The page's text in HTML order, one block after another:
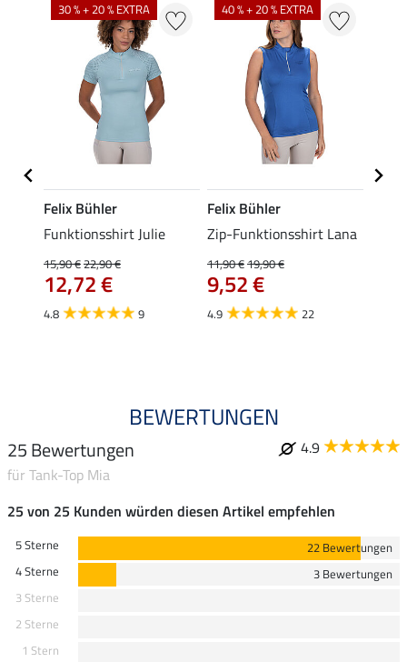
30 % + 20 % EXTRA
Felix Bühler
Funktionsshirt Julie
15,90 €22,90 €
12,72 €
4.8 9
40 % + 20 % EXTRA
Felix Bühler
Zip-Funktionsshirt Lana
11,90 €19,90 €
9,52 €
4.9 22
BEWERTUNGEN
25 Bewertungen
4.9
für Tank-Top Mia
25 von 25 Kunden würden diesen Artikel empfehlen
5 Sterne
22 Bewertungen
4 Sterne
3 Bewertungen
3 Sterne
2 Sterne
1 Stern